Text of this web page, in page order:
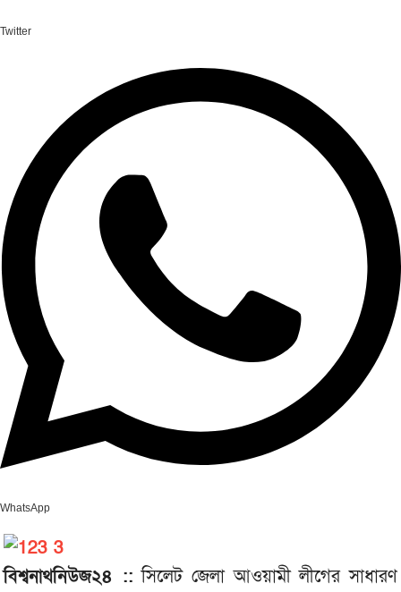
Twitter
WhatsApp
বিশ্বনাথনিউজ২৪ :: সিলেট জেলা আওয়ামী লীগের সাধারণ